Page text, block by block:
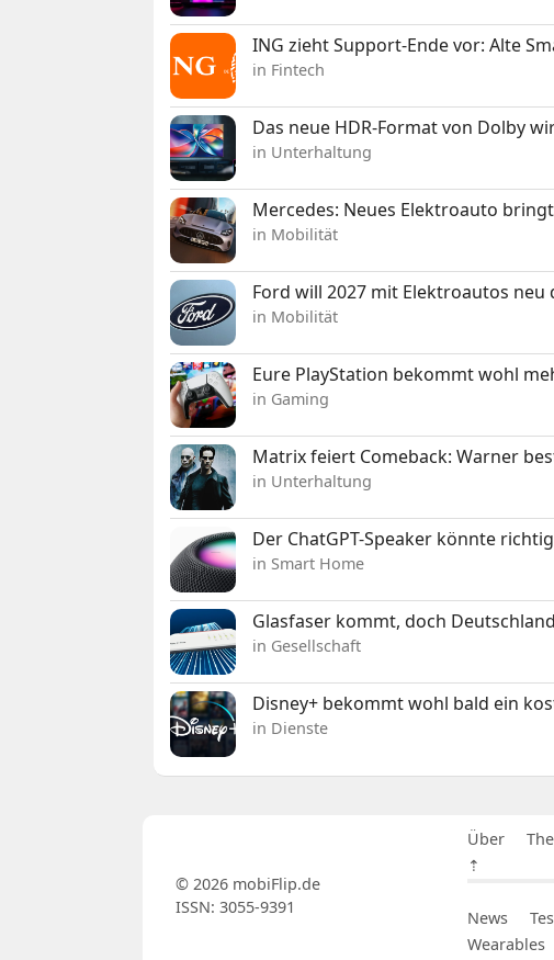
ING zieht Support-Ende vor: Alte
in Fintech
Das neue HDR-Format von Dolby
in Unterhaltung
Mercedes: Neues Elektroauto
in Mobilität
Ford will 2027 mit Elektroautos
in Mobilität
Eure PlayStation bekommt wohl
in Gaming
Matrix feiert Comeback: Warner
in Unterhaltung
Der ChatGPT-Speaker könnte
in Smart Home
Glasfaser kommt, doch
in Gesellschaft
Disney+ bekommt wohl bald ein
in Dienste
Über
⇡
News
Wearables
© 2026 mobiFlip.de
ISSN: 3055-9391